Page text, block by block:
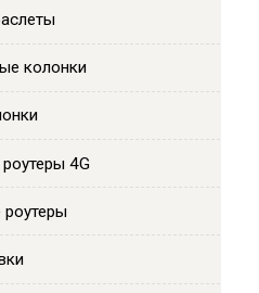
колонки
4G